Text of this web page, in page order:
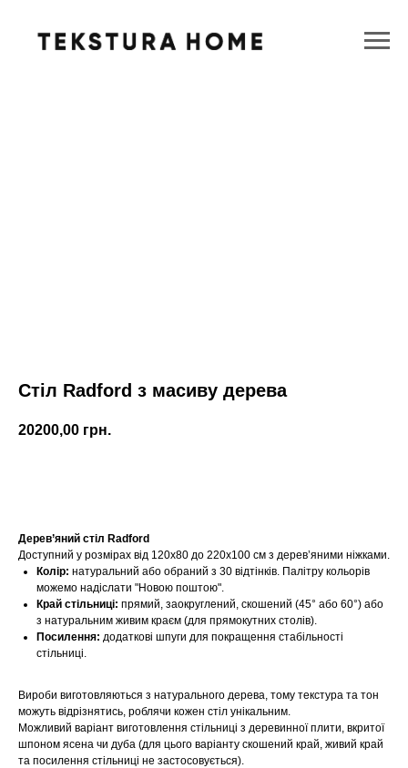
Стіл Radford з масиву дерева
20200,00 грн.
Дерев’яний стіл Radford
Доступний у розмірах від 120х80 до 220х100 см з дерев’яними ніжками.
Колір: натуральний або обраний з 30 відтінків. Палітру кольорів
можемо надіслати "Новою поштою".
Край стільниці: прямий, заокруглений, скошений (45° або 60°) або
з натуральним живим краєм (для прямокутних столів).
Посилення: додаткові шпуги для покращення стабільності
стільниці.
Вироби виготовляються з натурального дерева, тому текстура та тон
можуть відрізнятись, роблячи кожен стіл унікальним.
Можливий варіант виготовлення стільниці з деревинної плити, вкритої
шпоном ясена чи дуба (для цього варіанту скошений край, живий край
та посилення стільниці не застосовується).